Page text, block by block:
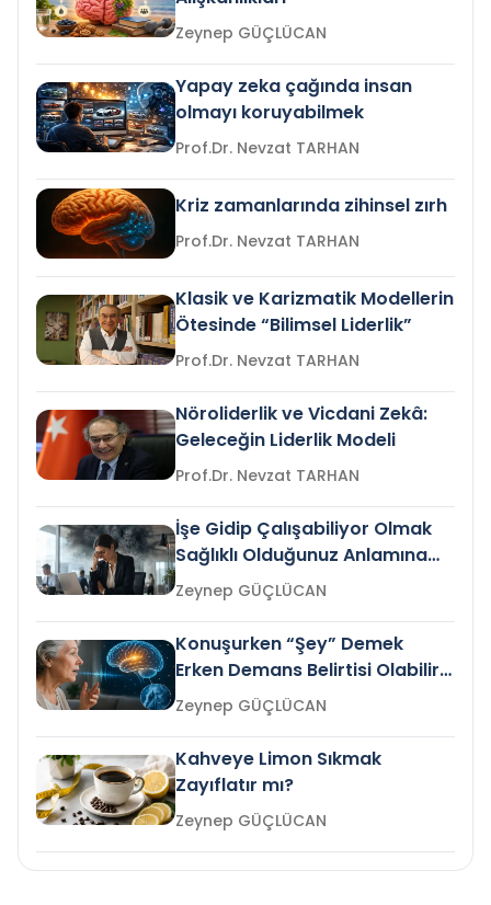
Zeynep GÜÇLÜCAN
Yapay zeka çağında insan
olmayı koruyabilmek
Prof.Dr. Nevzat TARHAN
Kriz zamanlarında zihinsel zırh
Prof.Dr. Nevzat TARHAN
Klasik ve Karizmatik Modellerin
Ötesinde “Bilimsel Liderlik”
Prof.Dr. Nevzat TARHAN
Nöroliderlik ve Vicdani Zekâ:
Geleceğin Liderlik Modeli
Prof.Dr. Nevzat TARHAN
İşe Gidip Çalışabiliyor Olmak
Sağlıklı Olduğunuz Anlamına
Gelir mi?Zeynep GÜÇLÜCAN
Konuşurken “Şey” Demek
Erken Demans Belirtisi Olabilir
mi?
Zeynep GÜÇLÜCAN
Kahveye Limon Sıkmak
Zayıflatır mı?
Zeynep GÜÇLÜCAN